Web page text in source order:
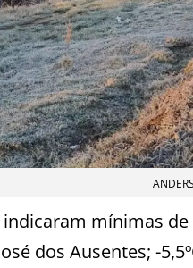
mínimas de
dos Ausentes; -